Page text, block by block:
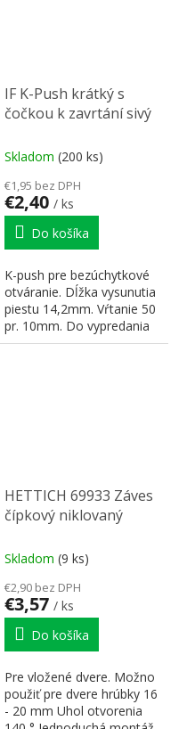
IF K-Push krátký s
čočkou k zavrtání sivý
Skladom (200 ks)
€1,95 bez DPH
€2,40 / ks
Do košíka
K-push pre bezúchytkové
otváranie. Dĺžka vysunutia
piestu 14,2mm. Vŕtanie 50
pr. 10mm. Do vypredania
zásob
HETTICH 69933 Záves
čípkový niklovaný
Skladom (9 ks)
€2,90 bez DPH
€3,57 / ks
Do košíka
Pre vložené dvere. Možno
použiť pre dvere hrúbky 16
- 20 mm Uhol otvorenia